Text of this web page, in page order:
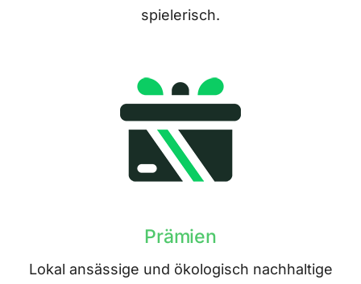
spielerisch.
Prämien
Lokal ansässige und ökologisch nachhaltige